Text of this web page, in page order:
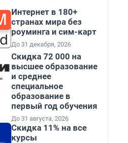
Интернет в 180+
странах мира без
роуминга и сим-карт
До 31 декабря, 2026
Скидка 72 000 на
высшее образование
и среднее
специальное
образование в
первый год обучения
До 31 августа, 2026
Скидка 11% на все
курсы